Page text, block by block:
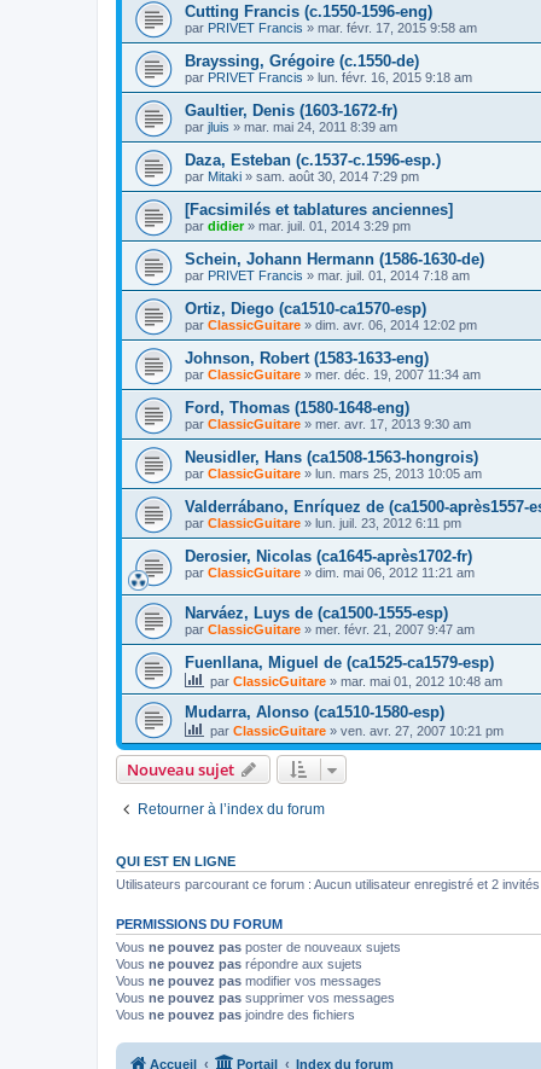
Cutting Francis (c.1550-1596-eng)
par PRIVET Francis » mar. févr. 17, 2015 9:58 am
Brayssing, Grégoire (c.1550-de)
par PRIVET Francis » lun. févr. 16, 2015 9:18 am
Gaultier, Denis (1603-1672-fr)
par jluis » mar. mai 24, 2011 8:39 am
Daza, Esteban (c.1537-c.1596-esp.)
par Mitaki » sam. août 30, 2014 7:29 pm
[Facsimilés et tablatures anciennes]
par didier» mar. juil. 01, 2014 3:29 pm
Schein, Johann Hermann (1586-1630-de)
par PRIVET Francis » mar. juil. 01, 2014 7:18 am
Ortiz, Diego (ca1510-ca1570-esp)
par ClassicGuitare » dim. avr. 06, 2014 12:02 pm
Johnson, Robert (1583-1633-eng)
par ClassicGuitare » mer. déc. 19, 2007 11:34 am
Ford, Thomas (1580-1648-eng)
par ClassicGuitare » mer. avr. 17, 2013 9:30 am
Neusidler, Hans (ca1508-1563-hongrois)
par ClassicGuitare » lun. mars 25, 2013 10:05 am
Valderrábano, Enríquez de (ca1500-après1557-
par ClassicGuitare » lun. juil. 23, 2012 6:11 pm
Derosier, Nicolas (ca1645-après1702-fr)
par ClassicGuitare » dim. mai 06, 2012 11:21 am
Narváez, Luys de (ca1500-1555-esp)
par ClassicGuitare » mer. févr. 21, 2007 9:47 am
Fuenllana, Miguel de (ca1525-ca1579-esp)
par ClassicGuitare » mar. mai 01, 2012 10:48 am
Mudarra, Alonso (ca1510-1580-esp)
par ClassicGuitare » ven. avr. 27, 2007 10:21 pm
Nouveau sujet
Retourner à l’index du forum
QUI EST EN LIGNE
Utilisateurs parcourant ce forum : Aucun utilisateur enregistré et 2 invités
PERMISSIONS DU FORUM
Vous ne pouvez pas poster de nouveaux sujets
Vous ne pouvez pas répondre aux sujets
Vous ne pouvez pas modifier vos messages
Vous ne pouvez pas supprimer vos messages
Vous ne pouvez pas joindre des fichiers
Accueil Portail Index du forum